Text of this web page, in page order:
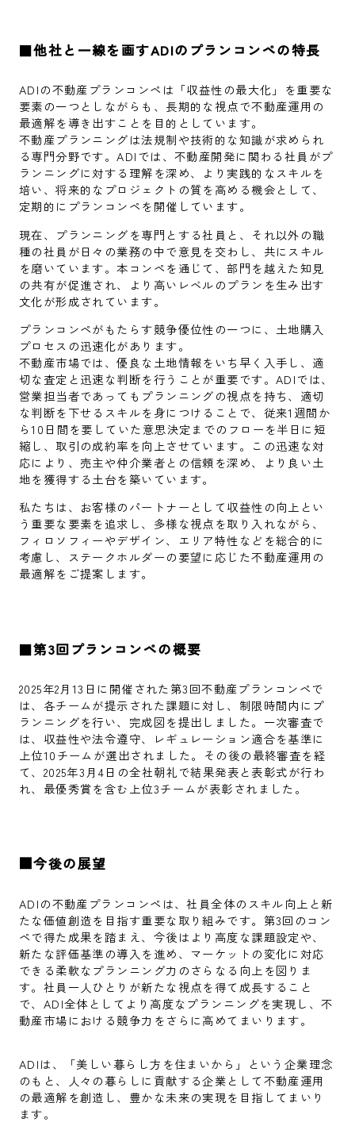
■他社と一線を画すADIのプランコンペの特長
ADIの不動産プランコンペは「収益性の最大化」を重要な
要素の一つとしながらも、長期的な視点で不動産運用の
最適解を導き出すことを目的としています。
不動産プランニングは法規制や技術的な知識が求められ
る専門分野です。ADIでは、不動産開発に関わる社員がプ
ランニングに対する理解を深め、より実践的なスキルを
培い、将来的なプロジェクトの質を高める機会として、
定期的にプランコンペを開催しています。
現在、プランニングを専門とする社員と、それ以外の職
種の社員が日々の業務の中で意見を交わし、共にスキル
を磨いています。本コンペを通じて、部門を越えた知見
の共有が促進され、より高いレベルのプランを生み出す
文化が形成されています。
プランコンペがもたらす競争優位性の一つに、土地購入
プロセスの迅速化があります。
不動産市場では、優良な土地情報をいち早く入手し、適
切な査定と迅速な判断を行うことが重要です。ADIでは、
営業担当者であってもプランニングの視点を持ち、適切
な判断を下せるスキルを身につけることで、従来1週間か
ら10日間を要していた意思決定までのフローを半日に短
縮し、取引の成約率を向上させています。この迅速な対
応により、売主や仲介業者との信頼を深め、より良い土
地を獲得する土台を築いています。
私たちは、お客様のパートナーとして収益性の向上とい
う重要な要素を追求し、多様な視点を取り入れながら、
フィロソフィーやデザイン、エリア特性などを総合的に
考慮し、ステークホルダーの要望に応じた不動産運用の
最適解をご提案します。
■第3回プランコンペの概要
2025年2月13日に開催された第3回不動産プランコンペで
は、各チームが提示された課題に対し、制限時間内にプ
ランニングを行い、完成図を提出しました。一次審査で
は、収益性や法令遵守、レギュレーション適合を基準に
上位10チームが選出されました。その後の最終審査を経
て、2025年3月4日の全社朝礼で結果発表と表彰式が行わ
れ、最優秀賞を含む上位3チームが表彰されました。
■今後の展望
ADIの不動産プランコンペは、社員全体のスキル向上と新
たな価値創造を目指す重要な取り組みです。第3回のコン
ペで得た成果を踏まえ、今後はより高度な課題設定や、
新たな評価基準の導入を進め、マーケットの変化に対応
できる柔軟なプランニング力のさらなる向上を図りま
す。社員一人ひとりが新たな視点を得て成長すること
で、ADI全体としてより高度なプランニングを実現し、不
動産市場における競争力をさらに高めてまいります。
ADIは、「美しい暮らし方を住まいから」という企業理念
のもと、人々の暮らしに貢献する企業として不動産運用
の最適解を創造し、豊かな未来の実現を目指してまいり
ます。